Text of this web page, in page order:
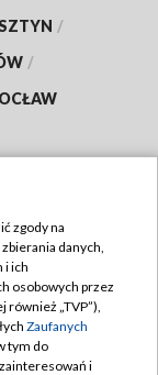
/
/
zgody na
danych,
i ich
osobowych przez
również „TVP”),
Zaufanych
tym do
i